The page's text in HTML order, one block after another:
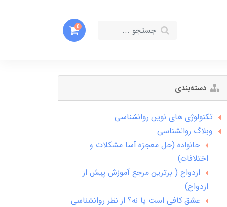
0
دسته‌بندی
تکنولوژی های نوین روانشناسی
وبلاگ روانشناسی
خانواده (حل معجزه آسا مشکلات و
اختلافات)
ازدواج ( برترین مرجع آموزش پیش از
ازدواج)
عشق کافی است یا نه؟ از نظر روانشناسی